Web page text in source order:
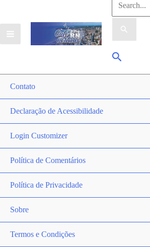
Pesquisar
por:
Pesquisar
Contato
Declaração de Acessibilidade
Login Customizer
Política de Comentários
Política de Privacidade
Sobre
Termos e Condições